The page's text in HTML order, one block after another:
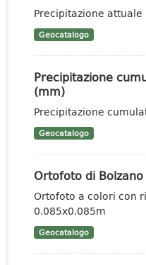
Precipitazione
Geocatalogo
Precipitazione
(mm)
Precipitazione
Geocatalogo
Ortofoto di
Ortofoto a colori con
0.085x0.085m
Geocatalogo